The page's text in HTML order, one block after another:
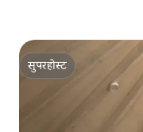
सुपरहोस्ट
सुपरहोस्ट